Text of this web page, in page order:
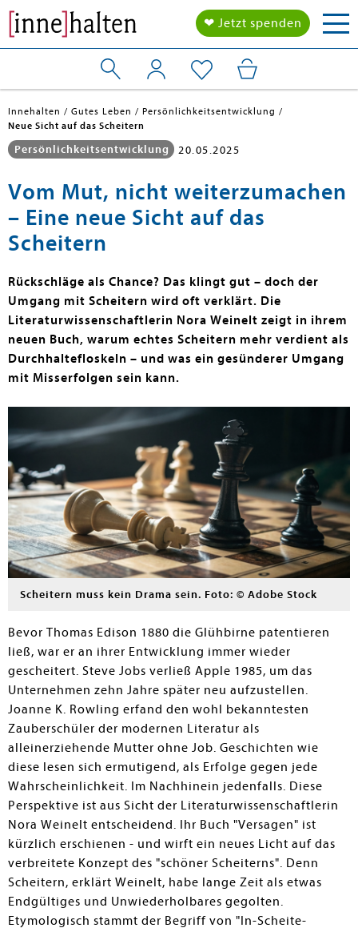
❤ Jetzt spenden
Innehalten Gutes Leben
Persönlichkeitsentwicklung
Neue Sicht auf das Scheitern
Persönlichkeitsentwicklung 20.05.2025
Vom Mut, nicht weiterzumachen
– Eine neue Sicht auf das
Scheitern
Rückschläge als Chance? Das klingt gut – doch der
Umgang mit Scheitern wird oft verklärt. Die
Literaturwissenschaftlerin Nora Weinelt zeigt in ihrem
neuen Buch, warum echtes Scheitern mehr verdient als
Durchhaltefloskeln – und was ein gesünderer Umgang
mit Misserfolgen sein kann.
Scheitern muss kein Drama sein. Foto: © Adobe Stock
Bevor Thomas Edison 1880 die Glühbirne patentieren
ließ, war er an ihrer Entwicklung immer wieder
gescheitert. Steve Jobs verließ Apple 1985, um das
Unternehmen zehn Jahre später neu aufzustellen.
Joanne K. Rowling erfand den wohl bekanntesten
Zauberschüler der modernen Literatur als
alleinerziehende Mutter ohne Job. Geschichten wie
diese lesen sich ermutigend, als Erfolge gegen jede
Wahrscheinlichkeit. Im Nachhinein jedenfalls. Diese
Perspektive ist aus Sicht der Literaturwissenschaftlerin
Nora Weinelt entscheidend. Ihr Buch "Versagen" ist
kürzlich erschienen - und wirft ein neues Licht auf das
verbreitete Konzept des "schöner Scheiterns". Denn
Scheitern, erklärt Weinelt, habe lange Zeit als etwas
Endgültiges und Unwiederholbares gegolten.
Etymologisch stammt der Begriff von "In-Scheite-